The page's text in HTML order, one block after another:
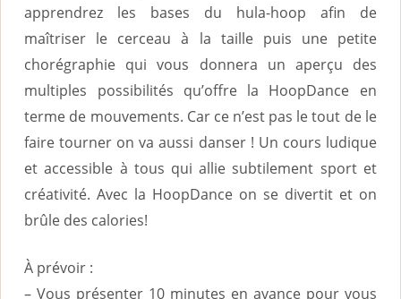
apprendrez les bases du hula-hoop afin de
maîtriser le cerceau à la taille puis une petite
chorégraphie qui vous donnera un aperçu des
multiples possibilités qu’offre la HoopDance en
terme de mouvements. Car ce n’est pas le tout de le
faire tourner on va aussi danser ! Un cours ludique
et accessible à tous qui allie subtilement sport et
créativité. Avec la HoopDance on se divertit et on
brûle des calories!
À prévoir :
– Vous présenter 10 minutes en avance pour vous